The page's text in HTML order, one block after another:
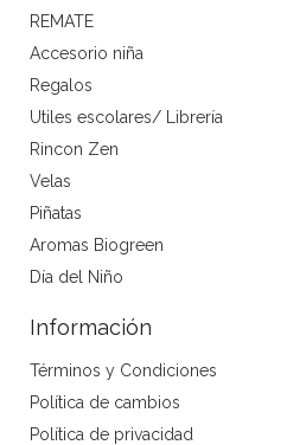
REMATE
Accesorio niña
Regalos
Utiles escolares/ Librería
Rincon Zen
Velas
Piñatas
Aromas Biogreen
Día del Niño
Información
Términos y Condiciones
Política de cambios
Política de privacidad